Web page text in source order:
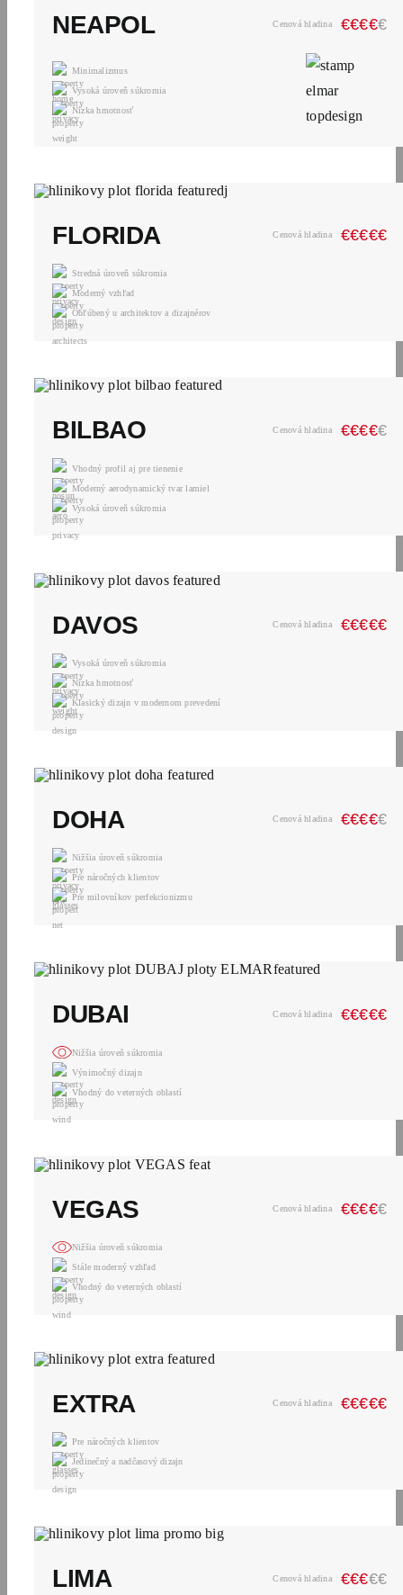
NEAPOL Cenová hladina €€€€€
Minimalizmus
Vysoká úroveň súkromia
Nízka hmotnosť
FLORIDA Cenová hladina €€€€€
Stredná úroveň súkromia
Moderný vzhľad
Obľúbený u architektov a dizajnérov
BILBAO Cenová hladina €€€€€
Vhodný profil aj pre tienenie
Moderný aerodynamický tvar lamiel
Vysoká úroveň súkromia
DAVOS Cenová hladina €€€€€
Vysoká úroveň súkromia
Nízka hmotnosť
Klasický dizajn v modernom prevedení
DOHA Cenová hladina €€€€€
Nižšia úroveň súkromia
Pre náročných klientov
Pre milovníkov perfekcionizmu
DUBAI Cenová hladina €€€€€
Nižšia úroveň súkromia
Výnimočný dizajn
Vhodný do veterných oblastí
VEGAS Cenová hladina €€€€€
Nižšia úroveň súkromia
Stále moderný vzhľad
Vhodný do veterných oblastí
EXTRA Cenová hladina €€€€€
Pre náročných klientov
Jedinečný a nadčasový dizajn
LIMA Cenová hladina €€€€€